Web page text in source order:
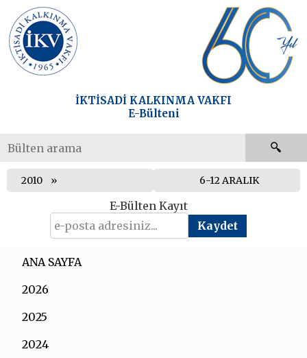
İKTİSADİ KALKINMA VAKFI
E-Bülteni
2010 6-12 ARALIK
E-Bülten Kayıt
ANA SAYFA
2026
2025
2024